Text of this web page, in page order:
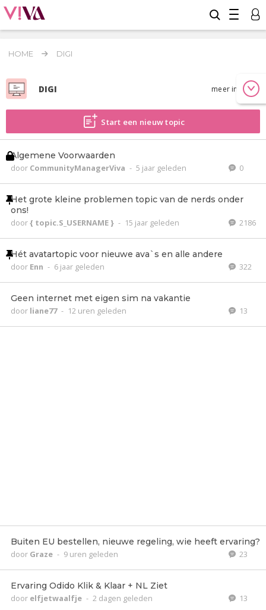
HOME DIGI
DIGI meer info
Start een nieuw topic
Algemene Voorwaarden
door CommunityManagerViva - 5 jaar geleden 0
Het grote kleine problemen topic van de nerds onder
ons!
door{ topic.S_USERNAME } - 15 jaar geleden 2186
Hét avatartopic voor nieuwe ava`s en alle andere
door Enn - 6 jaar geleden 322
Geen internet met eigen sim na vakantie
door liane77 - 12 uren geleden 13
Buiten EU bestellen, nieuwe regeling, wie heeft ervaring?
door Graze - 9 uren geleden 23
Ervaring Odido Klik & Klaar + NL Ziet
door elfjetwaalfje - 2 dagen geleden 13